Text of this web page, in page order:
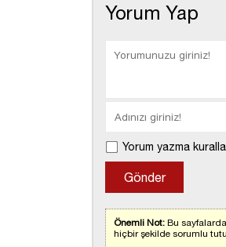
Yorum Yap
Yorum yazma
Önemli Not: Bu
hiçbir şekilde sorumlu